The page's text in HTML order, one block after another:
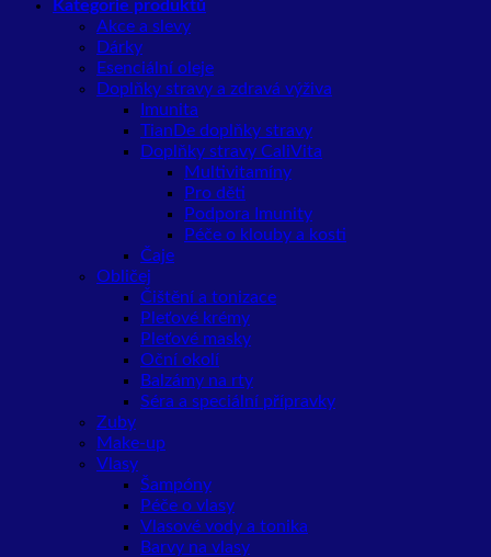
Kategorie produktů
Akce a slevy
Dárky
Esenciální oleje
Doplňky stravy a zdravá výživa
Imunita
TianDe doplňky stravy
Doplňky stravy CaliVita
Multivitamíny
Pro děti
Podpora Imunity
Péče o klouby a kosti
Čaje
Obličej
Čištění a tonizace
Pleťové krémy
Pleťové masky
Oční okolí
Balzámy na rty
Séra a speciální přípravky
Zuby
Make-up
Vlasy
Šampóny
Péče o vlasy
Vlasové vody a tonika
Barvy na vlasy